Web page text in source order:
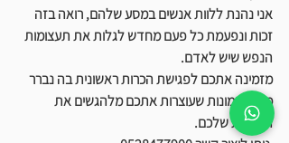
אני נהנת ללוות אנשים במסע שלהם, רואה בזה
זכות ונפעמת כל פעם מחדש לגלות את תעצומות
הנפש שיש לאדם.
מזמינה אתכם לפגישת הכרות ראשונית בה נברר
מהן האמונות שעוצרות אתכם מלהגשים את
הרצונות שלכם.